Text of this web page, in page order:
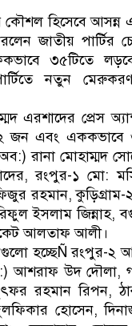
নেতৃত্ব ও
কৌশল হিসেবে
জাতীয় পার্টির
৩৫টিতে লড়বে
পার্টিতে নতুন
এরশাদের প্রেস
জন এবং
রানা মোহাম্মদ
রংপুর-১ মো:
রহমান, কুড়িগ্রাম-২
ইসলাম
আলতাফ আলী।
হচ্ছেÑ রংপুর-২
উদ দৌলা,
রহমান রিপন,
হোসেন,